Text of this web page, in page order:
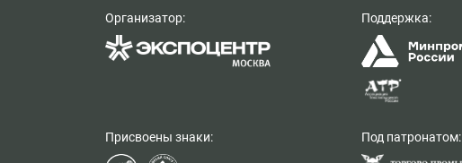
Организатор:
Присвоены знаки:
Поддержка:
Под патронатом: